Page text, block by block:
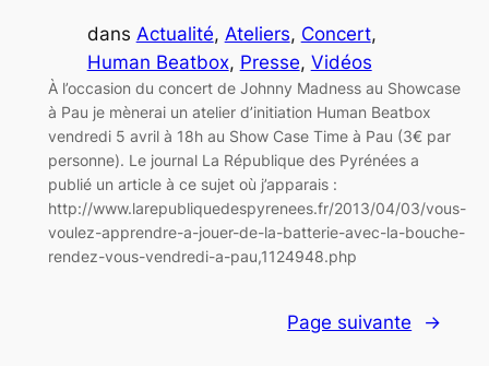
dans Actualité, Ateliers, Concert
Human Beatbox, Presse, Vidéos
À l’occasion du concert de Johnny Madness au Showcase
à Pau je mènerai un atelier d’initiation Human Beatbox
vendredi 5 avril à 18h au Show Case Time à Pau (3€ par
personne). Le journal La République des Pyrénées a
publié un article à ce sujet où j’apparais :
http://www.larepubliquedespyrenees.fr/2013/04/03/vous-
voulez-apprendre-a-jouer-de-la-batterie-avec-la-bouche-
rendez-vous-vendredi-a-pau,1124948.php
Page suivante →